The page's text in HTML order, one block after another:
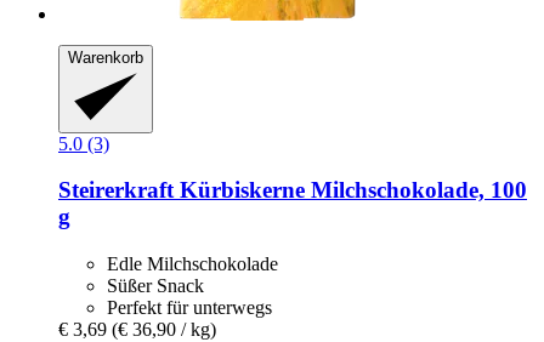
Warenkorb
5.0 (3)
SteirerkraftKürbiskerne Milchschokolade, 100
g
Edle Milchschokolade
Süßer Snack
Perfekt für unterwegs
€ 3,69 (€ 36,90 / kg)